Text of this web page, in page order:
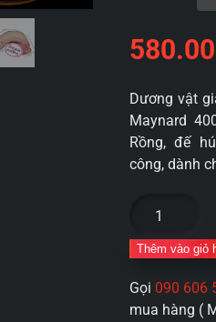
Dương vật
Maynard
Rồng, đế
công, dành
giả
siêu
mềm
Thêm vào giỏ
Gọi 090 606
mua hàng (